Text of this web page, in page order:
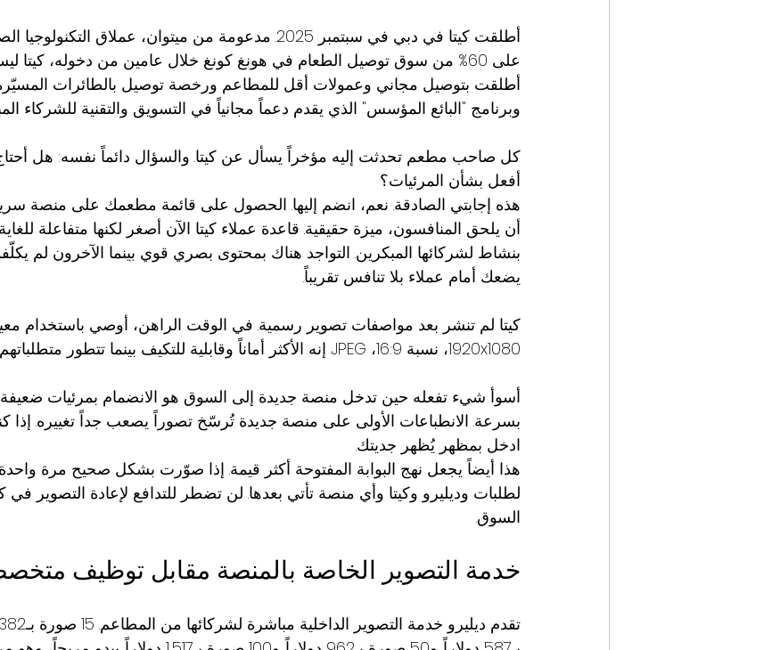
أطلقت كيتا في دبي في سبتمبر 2025. مدعومة من ميتوان، عملاق
على 60% من سوق توصيل الطعام في هونغ كونغ خلال عامين من دخوله، كيتا
أطلقت بتوصيل مجاني وعمولات أقل للمطاعم ورخصة توصيل بالطائرات
وبرنامج "البائع المؤسس" الذي يقدم دعماً مجانياً في التسويق والتقنية للشركاء
كل صاحب مطعم تحدثت إليه مؤخراً يسأل عن كيتا. والسؤال دائماً نفسه: هل أحتاج
أفعل بشأن المرئيات؟
هذه إجابتي الصادقة. نعم، انضم إليها. الحصول على قائمة مطعمك على منصة
أن يلحق المنافسون، ميزة حقيقية. قاعدة عملاء كيتا الآن أصغر لكنها متفاعلة
بنشاط لشركائها المبكرين. التواجد هناك بمحتوى بصري قوي بينما الآخرون لم
يضعك أمام عملاء بلا تنافس تقريباً.
كيتا لم تنشر بعد مواصفات تصوير رسمية. في الوقت الراهن، أوصي باستخدام
1920x1080، نسبة 16:9، JPEG. إنه الأكثر أماناً وقابلية للتكيف بينما تتطور متطلباتهم التقنية.
أسوأ شيء تفعله حين تدخل منصة جديدة إلى السوق هو الانضمام بمرئيات
بسرعة. الانطباعات الأولى على منصة جديدة تُرسّخ تصوراً يصعب جداً تغييره. إذا
ادخل بمظهر يُظهر جديتك.
هذا أيضاً يجعل نهج البوابة المفتوحة أكثر قيمة. إذا صوّرت بشكل صحيح مرة
لطلبات وديليرو وكيتا وأي منصة تأتي بعدها. لن تضطر للتدافع لإعادة التصوير
السوق.
خدمة التصوير الخاصة بالمنصة مقابل توظيف